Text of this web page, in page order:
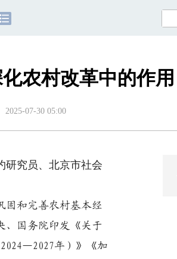
农村改革中的作用
2025-07-30 05:00
究员、北京市社会
和完善农村基本经
、国务院印发《关于
年）》《加